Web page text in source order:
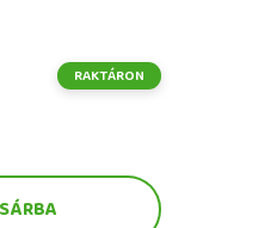
RAKTÁRON